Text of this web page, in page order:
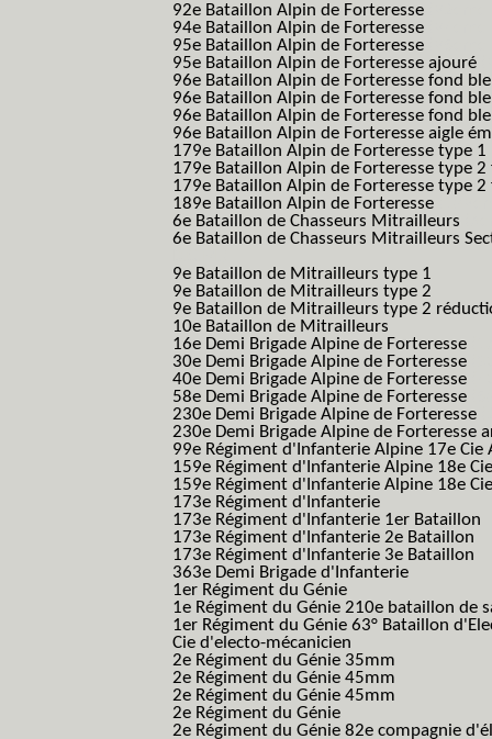
92e Bataillon Alpin de Forteresse
94e Bataillon Alpin de Forteresse
95e Bataillon Alpin de Forteresse
95e Bataillon Alpin de Forteresse ajouré
96e Bataillon Alpin de Forteresse fond
96e Bataillon Alpin de Forteresse fond
96e Bataillon Alpin de Forteresse fond
96e Bataillon Alpin de Forteresse aigle
179e Bataillon Alpin de Forteresse type 1
179e Bataillon Alpin de Forteresse type
179e Bataillon Alpin de Forteresse type
189e Bataillon Alpin de Forteresse
6e Bataillon de Chasseurs Mitrailleurs
6e Bataillon de Chasseurs Mitrailleurs
9e Bataillon de Mitrailleurs type 1
9e Bataillon de Mitrailleurs type 2
9e Bataillon de Mitrailleurs type 2
10e Bataillon de Mitrailleurs
16e Demi Brigade Alpine de Forteresse
30e Demi Brigade Alpine de Forteresse
40e Demi Brigade Alpine de Forteresse
58e Demi Brigade Alpine de Forteresse
230e Demi Brigade Alpine de Forteresse
230e Demi Brigade Alpine de Forteresse
99e Régiment d'Infanterie Alpine 17e
159e Régiment d'Infanterie Alpine 18e
159e Régiment d'Infanterie Alpine 18e
173e Régiment d'Infanterie
173e Régiment d'Infanterie 1er Bataillon
173e Régiment d'Infanterie 2e Bataillon
173e Régiment d'Infanterie 3e Bataillon
363e Demi Brigade d'Infanterie
1er Régiment du Génie
1e Régiment du Génie 210e bataillon de
1er Régiment du Génie 63° Bataillon
Cie d'electo-mécanicien
2e Régiment du Génie 35mm
2e Régiment du Génie 45mm
2e Régiment du Génie 45mm
2e Régiment du Génie
2e Régiment du Génie 82e compagnie